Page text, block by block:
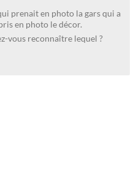
prenait en photo la gars qui a
en photo le décor.
vous reconnaître lequel ?